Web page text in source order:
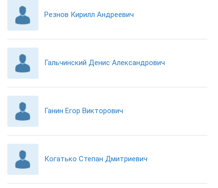
Резнов Кирилл Андреевич
Гальчинский Денис Александрович
Ганин Егор Викторович
Когатько Степан Дмитриевич